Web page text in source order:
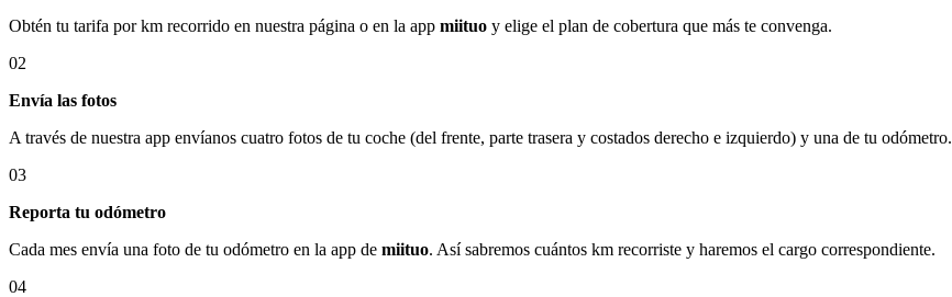
Obtén tu tarifa por km recorrido en nuestra página o en la app miituo y elige el plan de cobertura que más te convenga.
02
Envía las fotos
A través de nuestra app envíanos cuatro fotos de tu coche (del frente, parte trasera y costados derecho e izquierdo) y una de tu odómetro.
03
Reporta tu odómetro
Cada mes envía una foto de tu odómetro en la app de miituo. Así sabremos cuántos km recorriste y haremos el cargo correspondiente.
04